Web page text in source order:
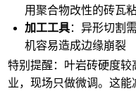
用聚合物改性的砖瓦
加工工具：异形切割
机容易造成边缘崩裂
特别提醒：叶岩砖硬度
业，现场只做微调。这能